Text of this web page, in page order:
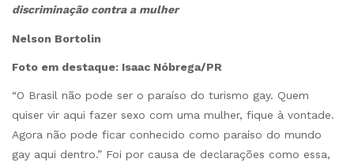
discriminação contra a mulher
Nelson Bortolin
Foto em destaque: Isaac Nóbrega/PR
“O Brasil não pode ser o paraíso do turismo gay. Quem
quiser vir aqui fazer sexo com uma mulher, fique à vontade.
Agora não pode ficar conhecido como paraíso do mundo
gay aqui dentro.” Foi por causa de declarações como essa,